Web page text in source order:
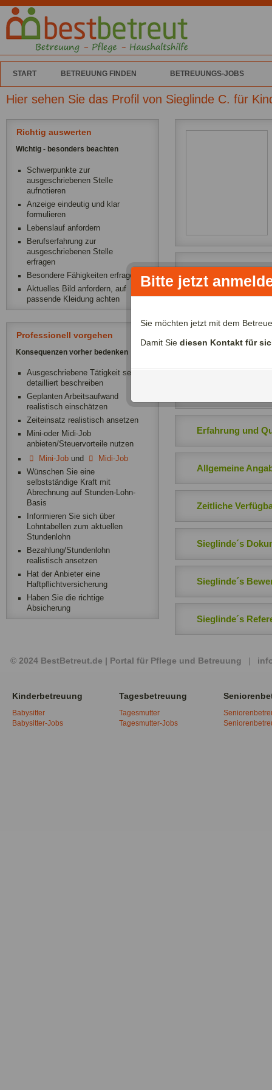
START BETREUUNG FINDEN BETREUUNGS-JOBS
Hier sehen Sie das Profil von Sieglinde C. für
Richtig auswerten
Wichtig - besonders beachten
Schwerpunkte zur
ausgeschriebenen Stelle
aufnotieren
Anzeige eindeutig und klar
formulieren
Lebenslauf anfordern
Berufserfahrung zur
ausgeschriebenen Stelle
erfragen
Besondere Fähigkeiten erfragen
Aktuelles Bild anfordern, auf
passende Kleidung achten
Professionell vorgehen
Konsequenzen vorher bedenken
Ausgeschriebene Tätigkeit sehr
detailliert beschreiben
Geplanten Arbeitsaufwand
realistisch einschätzen
Zeiteinsatz realistisch ansetzen
Mini-oder Midi-Job
anbieten/Steuervorteile nutzen
Mini-Jobund
Midi-Job
Wünschen Sie eine
selbstständige Kraft mit
Abrechnung auf Stunden-Lohn-
Basis
Informieren Sie sich über
Lohntabellen zum aktuellen
Stundenlohn
Bezahlung/Stundenlohn
realistisch ansetzen
Hat der Anbieter eine
Haftpflichtversicherung
Haben Sie die richtige
Absicherung
Ich kann gleichzeitig
Über mich:
Mein Name ist
Erfahrung und
Allgemeine
Zeitliche
Sieglinde´s
Sieglinde´s
Sieglinde´s
© 2024 BestBetreut.de | Portal für Pflege und Betreuung |
Kinderbetreuung
Babysitter
Babysitter-Jobs
Tagesbetreuung
Tagesmutter
Tagesmutter-Jobs
Bitte jetzt
Sie möchten jetzt mit dem
Damit Sie diesen Kontakt für